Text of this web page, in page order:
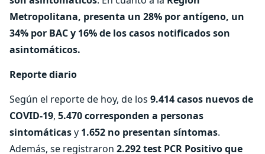
Metropolitana, presenta un 28% por antígeno, un
34% por BAC y 16% de los casos notificados son
asintomáticos.
Reporte diario
Según el reporte de hoy, de los 9.414 casos nuevos de
COVID-19, 5.470 corresponden a personas
sintomáticasy 1.652 no presentan síntomas.
Además, se registraron 2.292 test PCR Positivo que